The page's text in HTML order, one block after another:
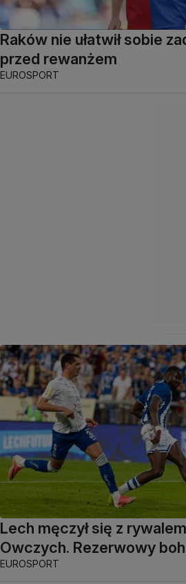
Raków nie ułatwił sobie
przed rewanżem
EUROSPORT
Lech męczył się z
Owczych. Rezerwowy
EUROSPORT